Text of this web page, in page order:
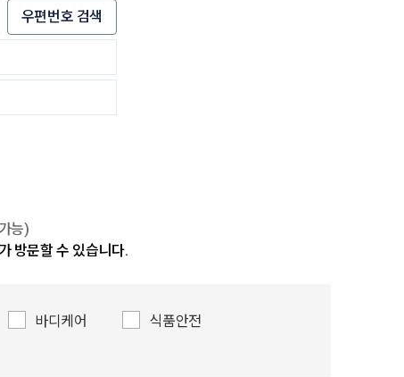
우편번호 검색
능)
방문할 수 있습니다.
바디케어
식품안전